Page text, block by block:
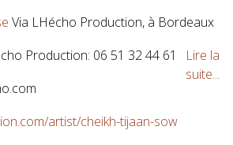
Via LHécho Production, à Bordeaux
Production: 06 51 32 44 61
artist/cheikh-tijaan-sow
Lire la
suite...